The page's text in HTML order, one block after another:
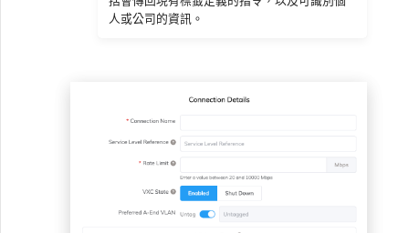
人或公司的資訊。